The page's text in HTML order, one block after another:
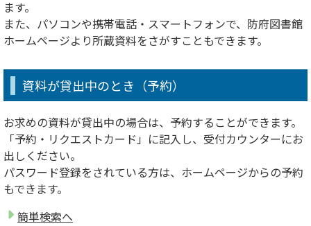
ます。
また、パソコンや携帯電話・スマートフォンで、防府図書館
ホームページより所蔵資料をさがすこともできます。
資料が貸出中のとき（予約）
お求めの資料が貸出中の場合は、予約することができます。
「予約・リクエストカード」に記入し、受付カウンターにお
出しください。
パスワード登録をされている方は、ホームページからの予約
もできます。
簡単検索へ